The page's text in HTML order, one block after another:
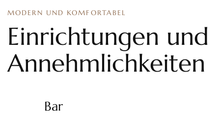
MODERN UND KOMFORTABEL
Einrichtungen und
Annehmlichkeiten
Bar